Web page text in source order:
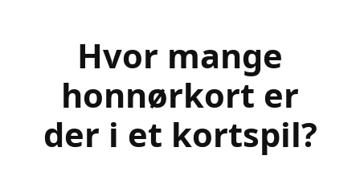
Hvor mange
honnørkort er
der i et kortspil?